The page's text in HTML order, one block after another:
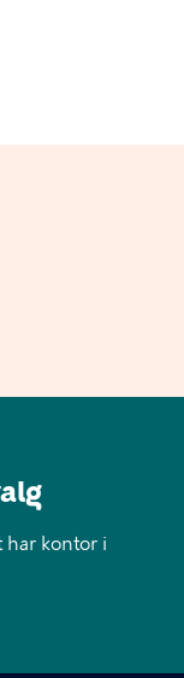
har kontor i